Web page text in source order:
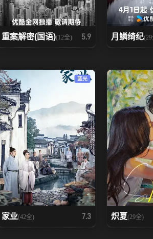
重案解密(国语)(12全) 5.9 月鳞绮纪
蓝光
家业(42全) 7.3 炽夏(29全)